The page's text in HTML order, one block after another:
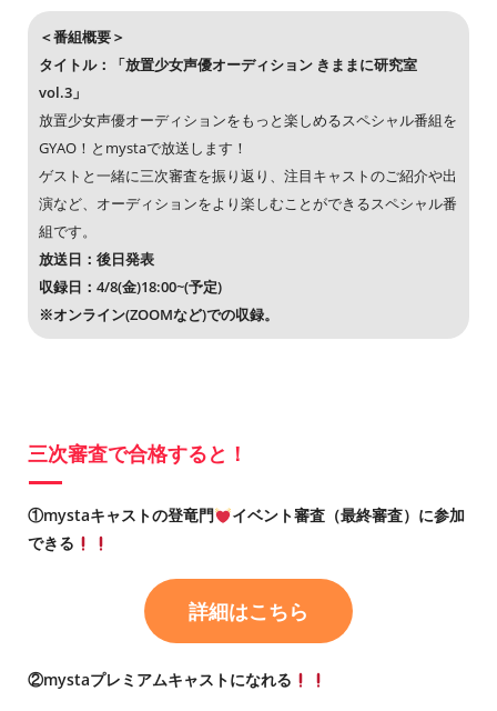
＜番組概要＞
タイトル：「放置少女声優オーディション きままに研究室
vol.3」
放置少女声優オーディションをもっと楽しめるスペシャル番組を
GYAO！とmystaで放送します！
ゲストと一緒に三次審査を振り返り、注目キャストのご紹介や出
演など、オーディションをより楽しむことができるスペシャル番
組です。
放送日：後日発表
収録日：4/8(金)18:00~(予定)
※オンライン(ZOOMなど)での収録。
三次審査で合格すると！
①mystaキャストの登竜門
イベント審査（最終審査）に参加
できる
詳細はこちら
②mystaプレミアムキャストになれる